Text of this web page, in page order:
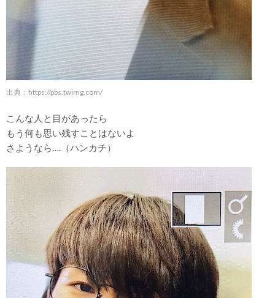
出典： https://pbs.twimg.com/
こんな人と目があったら
もう何も思い残すことはないよ
さようなら….（ハンカチ）